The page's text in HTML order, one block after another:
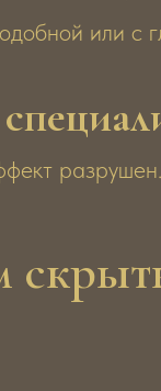
или
разрушен.